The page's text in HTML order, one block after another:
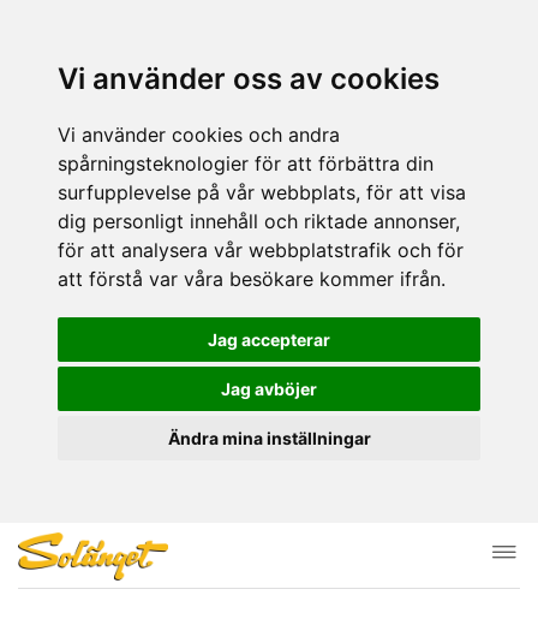
Vi använder oss av cookies
Vi använder cookies och andra
spårningsteknologier för att förbättra din
surfupplevelse på vår webbplats, för att visa
dig personligt innehåll och riktade annonser,
för att analysera vår webbplatstrafik och för
att förstå var våra besökare kommer ifrån.
Jag accepterar
Jag avböjer
Ändra mina inställningar